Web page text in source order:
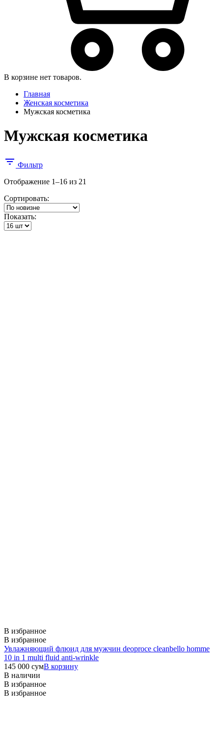
В корзине нет товаров.
Главная
Женская косметика
Мужская косметика
Мужская косметика
Фильтр
Отображение 1–16 из 21
Сортировать:
Показать:
В избранное
В избранное
Увлажняющий флюид для мужчин deoproce cleanbello homme
10 in 1 multi fluid anti-wrinkle
145 000 сумВ корзину
В наличии
В избранное
В избранное